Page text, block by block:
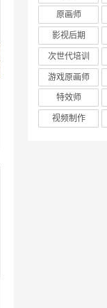
原画师
影视后期
次世代培训
游戏原画师
特效师
视频制作